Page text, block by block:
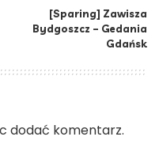
[Sparing] Zawisza
Bydgoszcz – Gedania
Gdańsk
dodać komentarz.